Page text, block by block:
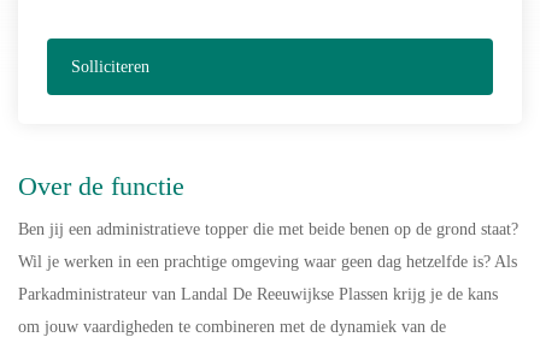
Solliciteren
Over de functie
Ben jij een administratieve topper die met beide benen op de grond staat?
Wil je werken in een prachtige omgeving waar geen dag hetzelfde is? Als
Parkadministrateur van Landal De Reeuwijkse Plassen krijg je de kans
om jouw vaardigheden te combineren met de dynamiek van de